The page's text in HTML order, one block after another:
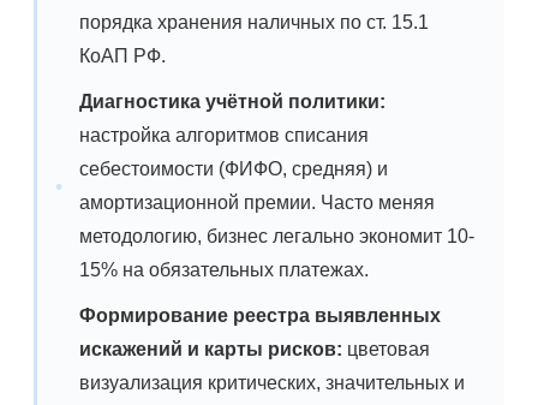
порядка хранения наличных по ст. 15.1
КоАП РФ.
Диагностика учётной политики:
настройка алгоритмов списания
себестоимости (ФИФО, средняя) и
амортизационной премии. Часто меняя
методологию, бизнес легально экономит 10-
15% на обязательных платежах.
Формирование реестра выявленных
искажений и карты рисков: цветовая
визуализация критических, значительных и